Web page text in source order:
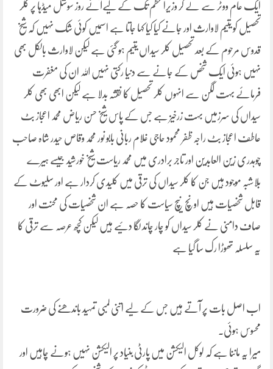
ایک عام ووٹر سے لے کر وزیراعظم تک کے لیےآئے روز سوشل میڈہا پر کلر
تحصیل کو یتیم لاوارث اور جانے کیا کیا کہا جاتا ہے اسمیں کوئی شک نہیں کہ شیخ
قدوس مرحوم کے بعد تحصیل کلر سیداں یتیم ہو گئی ہے لیکن لاوارث بالکل بھی
نہیں ہوئی ایک شخص کے جانے سے دنیا رکتی نہیں اللہ ان کی مغفرت
فرمائے بہت لگن سے انہوں کلر تحصیل کا نقشہ بدلا ہے لیکن ابھی بھی کلر
سیداں کی سرزمیں بہت زرخیز ہے جس کے پاس شیخ حسن ریاض محمد اعجاز بٹ
عاطف اعجاز بٹ راجہ ظفر محمود حاجی غلام ربانی بابو نور محمد وقاص حیدر شاہ صاحب
چوہدری زین العابدین اور تاجر برادری میں محمد ریاست شیخ خورشید جیسے ہیرے
بلاشبہ موجود ہیں جن کا کلر سیداں کی ترقی میں کلیدی کردار ہے اور سلیوٹ کے
قابل شخصیات ہیں اونچ نیچ سیاست کا حصہ ہے ان شخصیات کی محنت اور
صاف دامنی نے کلر سیداں کو چار چاند لگا دئیے ہیں لیکن کچھ عرصہ سے ترقی کا
یہ سلسلہ تھوڑا رک سا گیا ہے
اب اصل بات پر آتے ہیں جس کے لیے اتنی لمبی تمہید باندھنے کی ضرورت
محسوس ہوئی۔
میرا یہ ماننا ہے کہ لوکل الیکشن میں پارٹی بنیاد پر الیکشن نہیں ہونے چاہیں اور